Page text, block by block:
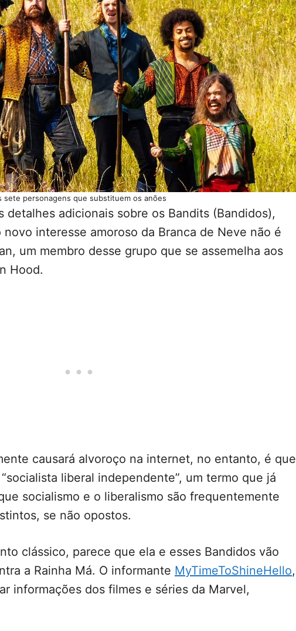
sete personagens que substituem os anões
detalhes adicionais sobre os Bandits (Bandidos),
interesse amoroso da Branca de Neve não é
um membro desse grupo que se assemelha aos
Hood.
causará alvoroço na internet, no entanto, é que
liberal independente”, um termo que já
socialismo e o liberalismo são frequentemente
se não opostos.
clássico, parece que ela e esses Bandidos vão
a Rainha Má. O informante MyTimeToShineHello,
informações dos filmes e séries da Marvel,